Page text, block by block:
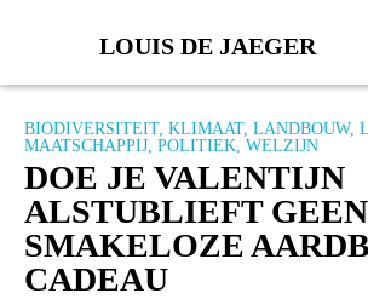
LOUIS DE JAEGER
BIODIVERSITEIT, KLIMAAT, LANDBOUW,
MAATSCHAPPIJ, POLITIEK, WELZIJN
DOE JE VALENTIJN
ALSTUBLIEFT GEEN
SMAKELOZE
CADEAU